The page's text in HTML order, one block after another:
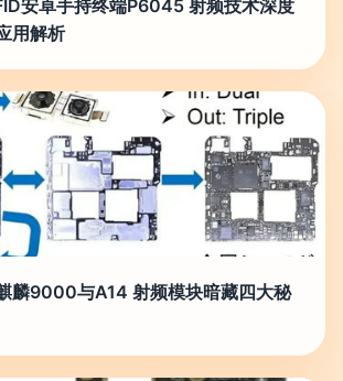
安卓手持终端P6045 射频技术深度
用解析
麟9000与A14 射频模块暗藏四大秘